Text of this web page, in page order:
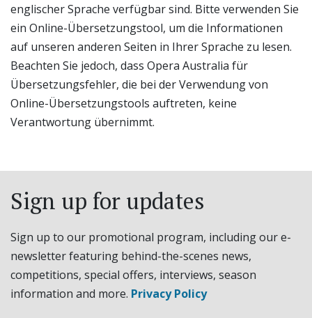
englischer Sprache verfügbar sind. Bitte verwenden Sie
ein Online-Übersetzungstool, um die Informationen
auf unseren anderen Seiten in Ihrer Sprache zu lesen.
Beachten Sie jedoch, dass Opera Australia für
Übersetzungsfehler, die bei der Verwendung von
Online-Übersetzungstools auftreten, keine
Verantwortung übernimmt.
Sign up for updates
Sign up to our promotional program, including our e-
newsletter featuring behind-the-scenes news,
competitions, special offers, interviews, season
information and more. Privacy Policy